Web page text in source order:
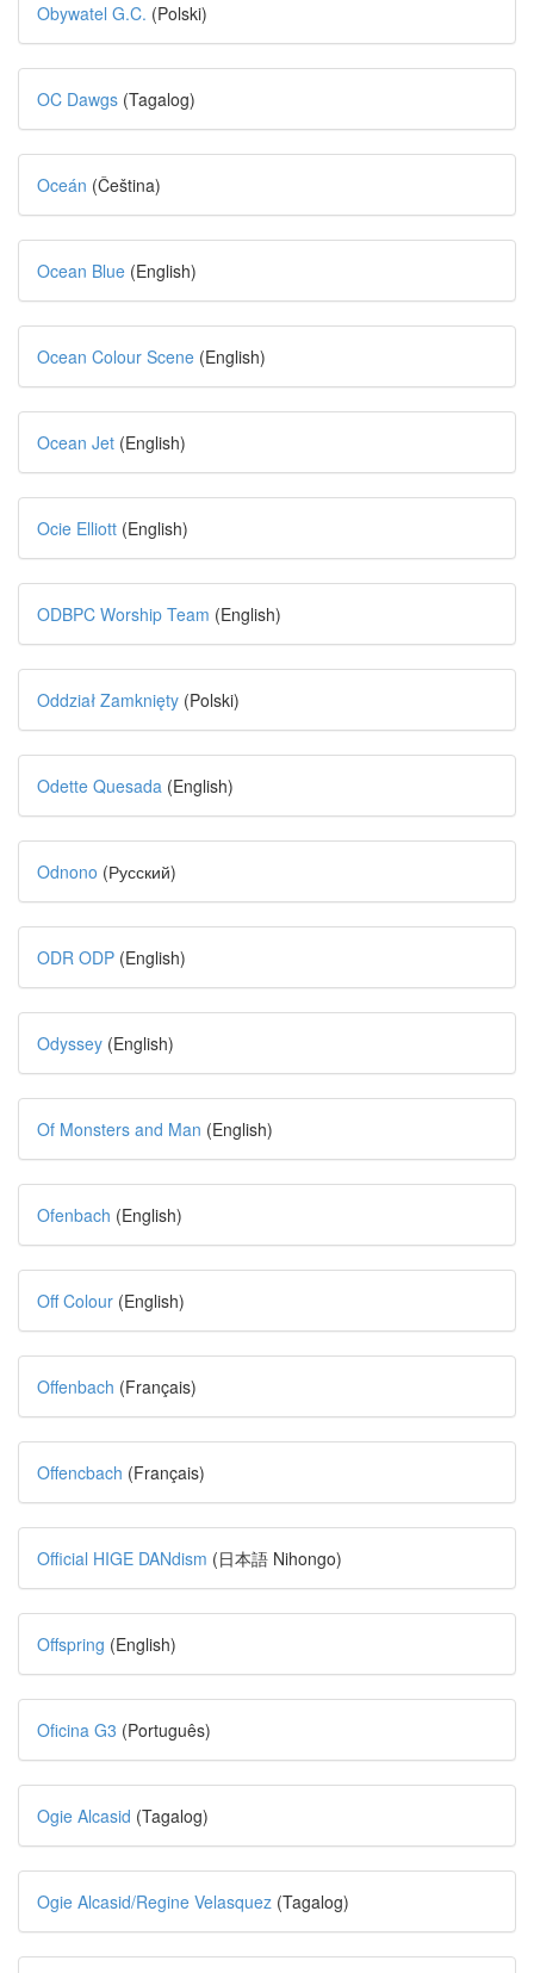
Obywatel G.C. (Polski)
OC Dawgs (Tagalog)
Oceán (Čeština)
Ocean Blue (English)
Ocean Colour Scene (English)
Ocean Jet (English)
Ocie Elliott (English)
ODBPC Worship Team (English)
Oddział Zamknięty (Polski)
Odette Quesada (English)
Odnono (Русский)
ODR ODP (English)
Odyssey (English)
Of Monsters and Man (English)
Ofenbach (English)
Off Colour (English)
Offenbach (Français)
Offencbach (Français)
Official HIGE DANdism (日本語 Nihongo)
Offspring (English)
Oficina G3 (Português)
Ogie Alcasid (Tagalog)
Ogie Alcasid/Regine Velasquez (Tagalog)